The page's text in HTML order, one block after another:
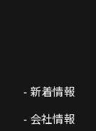
- 新着情報
- 会社情報